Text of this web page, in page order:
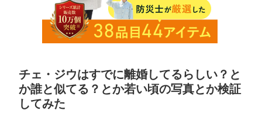
チェ・ジウはすでに離婚してるらしい？と
か誰と似てる？とか若い頃の写真とか検証
してみた